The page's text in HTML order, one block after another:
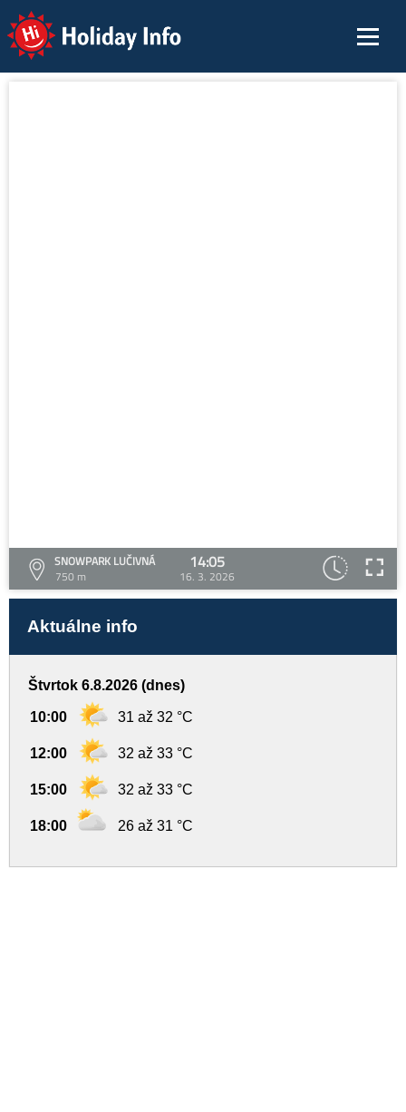
Holiday Info
SNOWPARK LUČIVNÁ
750 m
14:05
16. 3. 2026
Aktuálne info
Štvrtok 6.8.2026 (dnes)
10:00 31 až 32 °C
12:00 32 až 33 °C
15:00 32 až 33 °C
18:00 26 až 31 °C